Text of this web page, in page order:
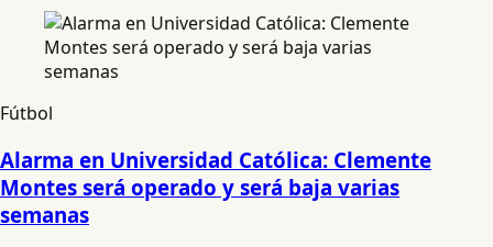
Fútbol
Alarma en Universidad Católica: Clemente
Montes será operado y será baja varias
semanas